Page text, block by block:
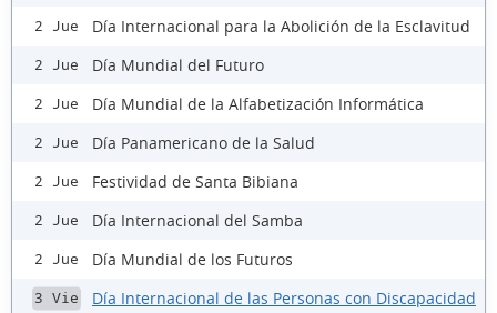
2 Jue Día Internacional para la Abolición de la Esclavitud
2 Jue Día Mundial del Futuro
2 Jue Día Mundial de la Alfabetización Informática
2 Jue Día Panamericano de la Salud
2 Jue Festividad de Santa Bibiana
2 Jue Día Internacional del Samba
2 Jue Día Mundial de los Futuros
3 Vie Día Internacional de las Personas con Discapacidad